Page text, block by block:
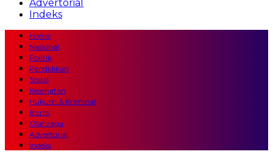
Advertorial
Indeks
Home
Nasional
Politik
Pendidikan
Sosial
Kesehatan
Hukum & Kriminal
Bisnis
Olahraga
Advertorial
Indeks